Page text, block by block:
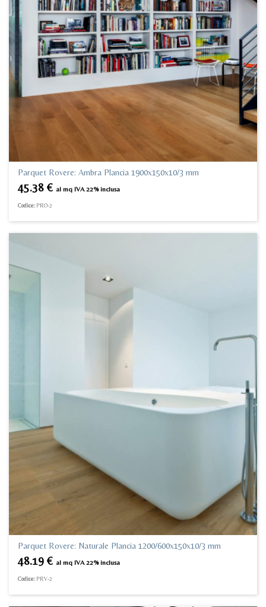
Parquet Rovere: Ambra Plancia 1900x150x10/3 mm
45.38 € al mq IVA 22% inclusa
Codice: PRO-2
Parquet Rovere: Naturale Plancia 1200/600x150x10/3 mm
48.19 € al mq IVA 22% inclusa
Codice: PRV-2